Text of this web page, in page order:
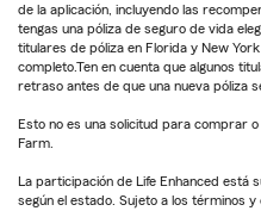
de la aplicación, incluyendo las
tengas una póliza de seguro de vida
titulares de póliza en Florida y New
completo.Ten en cuenta que algunos
retraso antes de que una nueva póliza
Esto no es una solicitud para comprar
Farm.
La participación de Life Enhanced
según el estado. Sujeto a los términos